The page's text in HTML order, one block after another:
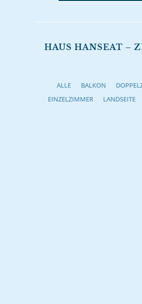
HAUS HANSEAT –
ALLE BALKON
EINZELZIMMER
LANDSEITE